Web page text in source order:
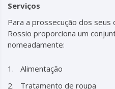
Serviços
Para a prossecução dos
Rossio proporciona um
nomeadamente:
Alimentação
Tratamento de roupa